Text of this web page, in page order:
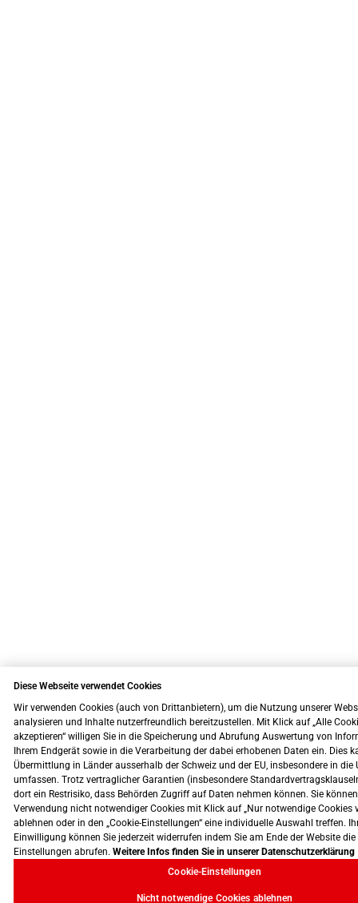
Diese Webseite verwendet Cookies
Wir verwenden Cookies (auch von Drittanbietern), um die Nutzung unserer
analysieren und Inhalte nutzerfreundlich bereitzustellen. Mit Klick auf „Alle
akzeptieren“ willigen Sie in die Speicherung und Abrufung Auswertung von
Ihrem Endgerät sowie in die Verarbeitung der dabei erhobenen Daten ein. Dies
Übermittlung in Länder ausserhalb der Schweiz und der EU, insbesondere in die
umfassen. Trotz vertraglicher Garantien (insbesondere
dort ein Restrisiko, dass Behörden Zugriff auf Daten nehmen können. Sie
Verwendung nicht notwendiger Cookies mit Klick auf „Nur notwendige Cookies
ablehnen oder in den „Cookie-Einstellungen“ eine individuelle Auswahl treffen.
Einwilligung können Sie jederzeit widerrufen indem Sie am Ende der Website die
Einstellungen abrufen. Weitere Infos finden Sie in unserer Datenschutzerklärung
Cookie-Einstellungen
Nicht notwendige Cookies ablehnen